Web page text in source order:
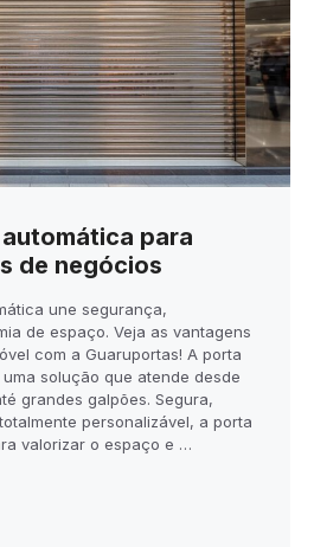
para
de negócios
une segurança,
de espaço. Veja as vantagens
com a Guaruportas! A porta
solução que atende desde
grandes galpões. Segura,
personalizável, a porta
valorizar o espaço e …